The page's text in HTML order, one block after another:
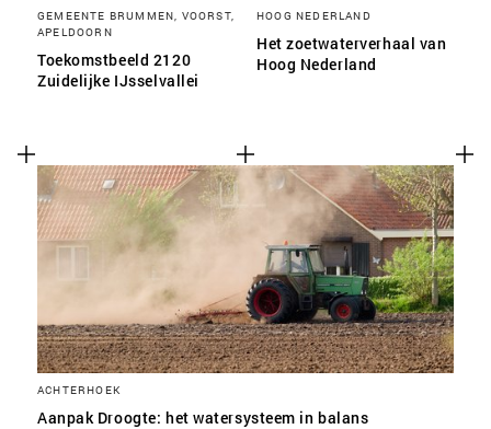
GEMEENTE BRUMMEN, VOORST,
APELDOORN
Toekomstbeeld 2120
Zuidelijke IJsselvallei
HOOG NEDERLAND
Het zoetwaterverhaal van
Hoog Nederland
ACHTERHOEK
Aanpak Droogte: het watersysteem in balans